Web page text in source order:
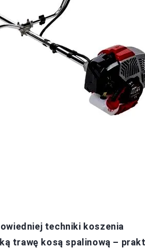
techniki koszenia
trawę kosą spalinową –